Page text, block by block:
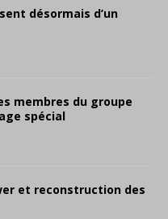
désormais d’un
membres du groupe
spécial
et reconstruction des